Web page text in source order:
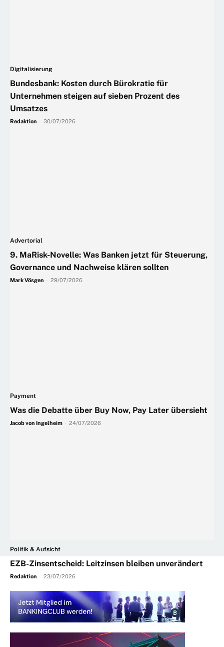
Digitalisierung
Bundesbank: Kosten durch Bürokratie für
Unternehmen steigen auf sieben Prozent des
Umsatzes
Redaktion 30/07/2026
Advertorial
9. MaRisk-Novelle: Was Banken jetzt für Steuerung,
Governance und Nachweise klären sollten
Mark Vösgen 29/07/2026
Payment
Was die Debatte über Buy Now, Pay Later übersieht
Jacob von Ingelheim 24/07/2026
Politik & Aufsicht
EZB-Zinsentscheid: Leitzinsen bleiben unverändert
Redaktion - 23/07/2026